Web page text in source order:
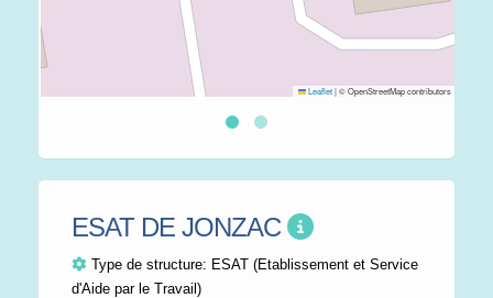
Leaflet|© OpenStreetMap contributors
ESAT DE JONZAC
Type de structure: ESAT (Etablissement et Service
d'Aide par le Travail)